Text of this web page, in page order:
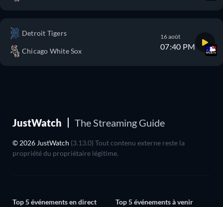
Detroit Tigers
Chicago White Sox
16 août
07:40 PM
JustWatch The Streaming Guide
© 2026 JustWatch (3.13.0) Tout contenu externe reste la
propriété du propriétaire légitime.
Top 5 événements en direct Top 5 événements à venir